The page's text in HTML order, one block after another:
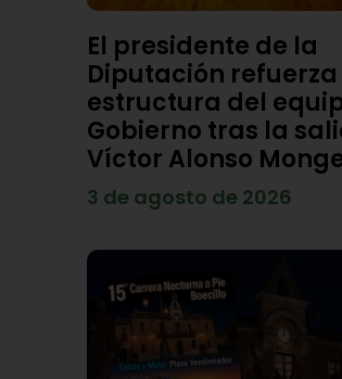
El presidente de la
Diputación
estructura del
Gobierno tras la
Víctor Alonso
3 de agosto de 2026